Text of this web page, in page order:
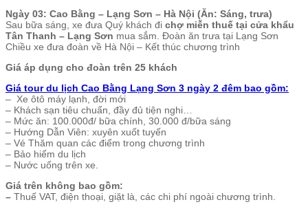
Ngày 03: Cao Bằng – Lạng Sơn – Hà Nội (Ăn: Sáng, trưa)
Sau bữa sáng, xe đưa Quý khách đi chợ miễn thuế tại cửa khẩu
Tân Thanh – Lạng Sơn mua sắm. Đoàn ăn trưa tại Lạng Sơn
Chiều xe đưa đoàn về Hà Nội – Kết thúc chương trình
Giá áp dụng cho đoàn trên 25 khách
Giá tour du lịch Cao Bằng Lạng Sơn 3 ngày 2 đêm bao gồm:
– Xe ôtô máy lạnh, đời mới
– Khách sạn tiêu chuẩn, đầy đủ tiện nghi…
– Mức ăn: 100.000đ/ bữa chính, 30.000 đ/bữa sáng
– Hướng Dẫn Viên: xuyên xuốt tuyến
– Vé Thăm quan các điểm trong chương trình
– Bảo hiểm du lịch
– Nước uống trên xe.
Giá trên không bao gồm:
– Thuế VAT, điện thoại, giặt là, các chi phí ngoài chương trình.